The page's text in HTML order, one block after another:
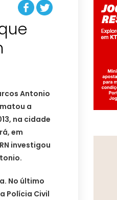
Antonio
a
na cidade
em
investigou
No último
Polícia Civil